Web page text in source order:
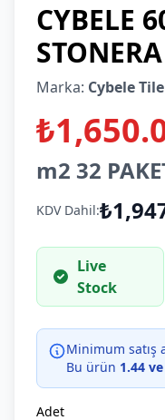
CYBELE
Marka: Cybele Tile
m2 32
KDV Dahil:
Live
Stock
Minimum satış
Bu ürün 1.44
Adet